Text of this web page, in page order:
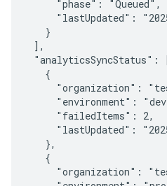
     "phase": "Queued",
"lastUpdated":
   }
],
"analyticsSyncStatus":
   {
"organization":
"environment":
     "failedItems": 2,
"lastUpdated":
   },
   {
"organization":